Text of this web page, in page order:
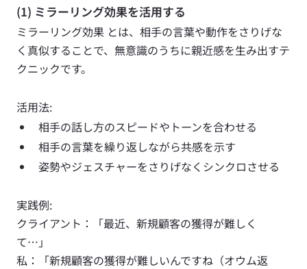
(1) ミラーリング効果を活用する
ミラーリング効果 とは、相手の言葉や動作をさりげな
く真似することで、無意識のうちに親近感を生み出すテ
クニックです。
活用法:
相手の話し方のスピードやトーンを合わせる
相手の言葉を繰り返しながら共感を示す
姿勢やジェスチャーをさりげなくシンクロさせる
実践例:
クライアント：「最近、新規顧客の獲得が難しく
て…」
私：「新規顧客の獲得が難しいんですね（オウム返